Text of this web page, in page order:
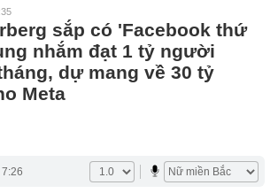
sắp có 'Facebook thứ
nhắm đạt 1 tỷ người
dự mang về 30 tỷ
Meta
7:26